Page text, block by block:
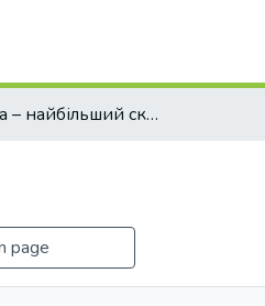
Дружба – найбільший скарб
page